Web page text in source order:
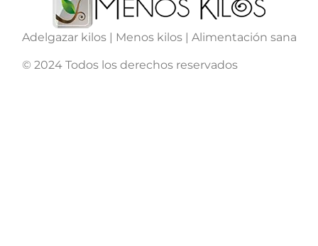
Adelgazar kilos | Menos kilos | Alimentación sana
© 2024 Todos los derechos reservados